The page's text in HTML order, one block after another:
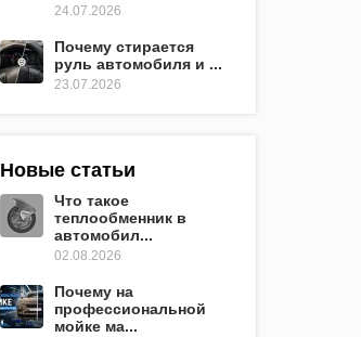
24.07.2026
Почему стирается
руль автомобиля и ...
23.07.2026
Новые статьи
Что такое
теплообменник в
автомобил...
02.08.2026
Почему на
профессиональной
мойке ма...